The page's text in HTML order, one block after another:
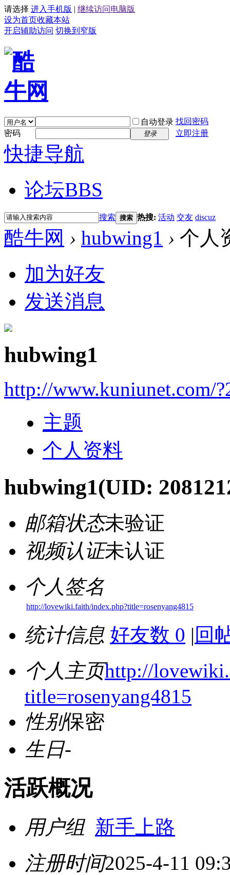
请选择 进入手机版 | 继续访问电脑版
设为首页收藏本站
开启辅助访问 切换到窄版
自动登录 找回密码
密码
登录 立即注册
快捷导航
论坛BBS
搜索 搜索 热搜: 活动 交友 discuz
酷牛网 › hubwing1 › 个人
加为好友
发送消息
hubwing1
http://www.kuniunet.com/
主题
个人资料
hubwing1(UID:
邮箱状态未验证
视频认证未认证
个人签名
http://lovewiki.faith/index.php?title=rosenyang4815
统计信息 好友数 0 | 回
个人主页http://
title=rosenyang4815
性别保密
生日-
活跃概况
用户组 新手上路
注册时间2025-4-11